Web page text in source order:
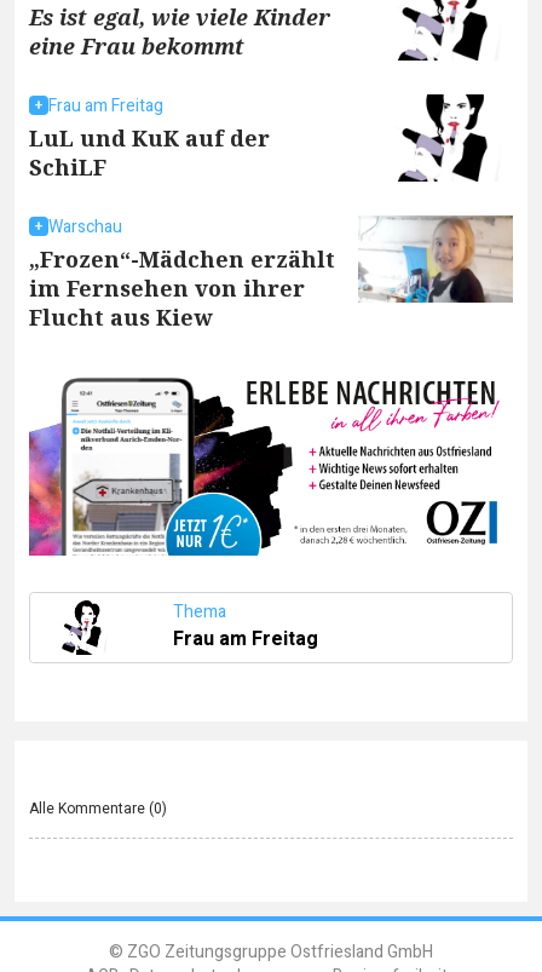
Es ist egal, wie viele Kinder
eine Frau bekommt
Frau am Freitag
LuL und KuK auf der
SchiLF
Warschau
„Frozen“-Mädchen erzählt
im Fernsehen von ihrer
Flucht aus Kiew
Thema
Frau am Freitag
Alle Kommentare (0)
© ZGO Zeitungsgruppe Ostfriesland GmbH